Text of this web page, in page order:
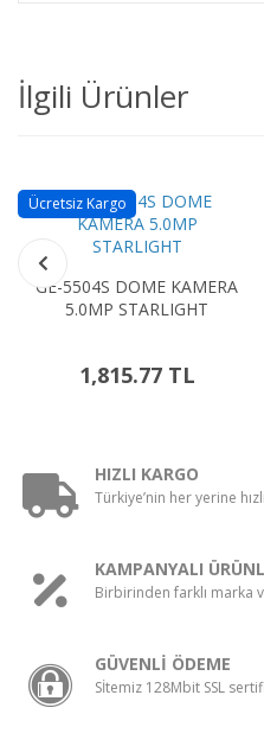
İlgili Ürünler
GE-5504S DOME KAMERA
5.0MP STARLIGHT
1,815.77 TL
Ücretsiz Kargo
HIZLI KARGO
Türkiye’nin her yerine
KAMPANYALI
Birbirinden farklı marka
GÜVENLİ ÖDEME
Sİtemiz 128Mbit SSL